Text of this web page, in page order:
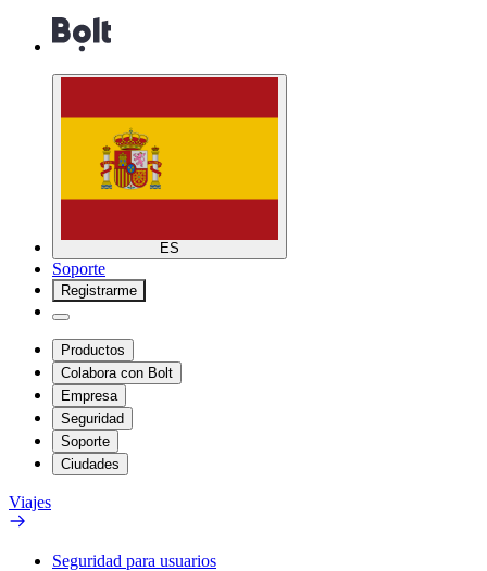
ES
Soporte
Registrarme
Productos
Colabora con Bolt
Empresa
Seguridad
Soporte
Ciudades
Viajes
Seguridad para usuarios